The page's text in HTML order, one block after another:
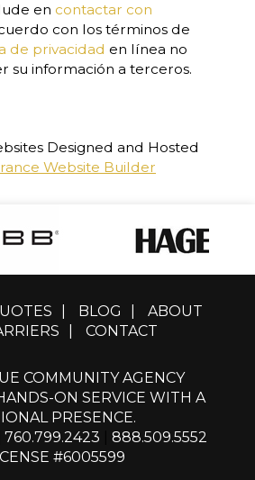
en contactar con
con los términos de
de privacidad en línea no
su información a terceros.
Designed and Hosted
Website Builder
BLOG
ABOUT
CONTACT
COMMUNITY AGENCY
ON SERVICE WITH A
PRESENCE.
760.799.2423
888.509.5552
#6005599